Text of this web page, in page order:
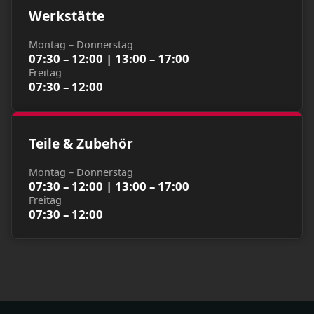
Werkstätte
Montag – Donnerstag
07:30 – 12:00 | 13:00 – 17:00
Freitag
07:30 – 12:00
Teile & Zubehör
Montag – Donnerstag
07:30 – 12:00 | 13:00 – 17:00
Freitag
07:30 – 12:00